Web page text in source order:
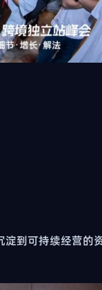
淀到可持续经营的